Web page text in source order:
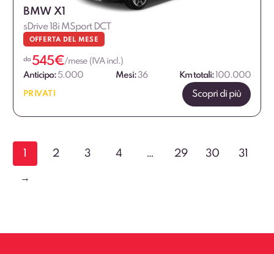
BMW X1
sDrive 18i MSport DCT
OFFERTA DEL MESE
da 545€/mese (IVA incl.)
Anticipo: 5.000 Mesi:36 Km totali: 100.000
PRIVATI Scopri di più
1 2 3 4 … 29 30 31
→